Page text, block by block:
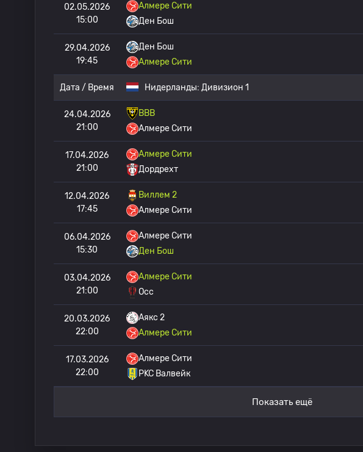
02.05.2026
15:00
Алмере Сити
Ден Бош
29.04.2026
19:45
Ден Бош
Алмере Сити
Дата / Время Нидерланды: Дивизион 1
24.04.2026
21:00
ВВВ
Алмере Сити
17.04.2026
21:00
Алмере Сити
Дордрехт
12.04.2026
17:45
Виллем 2
Алмере Сити
06.04.2026
15:30
Алмере Сити
Ден Бош
03.04.2026
21:00
Алмере Сити
Осс
20.03.2026
22:00
Аякс 2
Алмере Сити
17.03.2026
22:00
Алмере Сити
РKC Валвейк
Показать ещё